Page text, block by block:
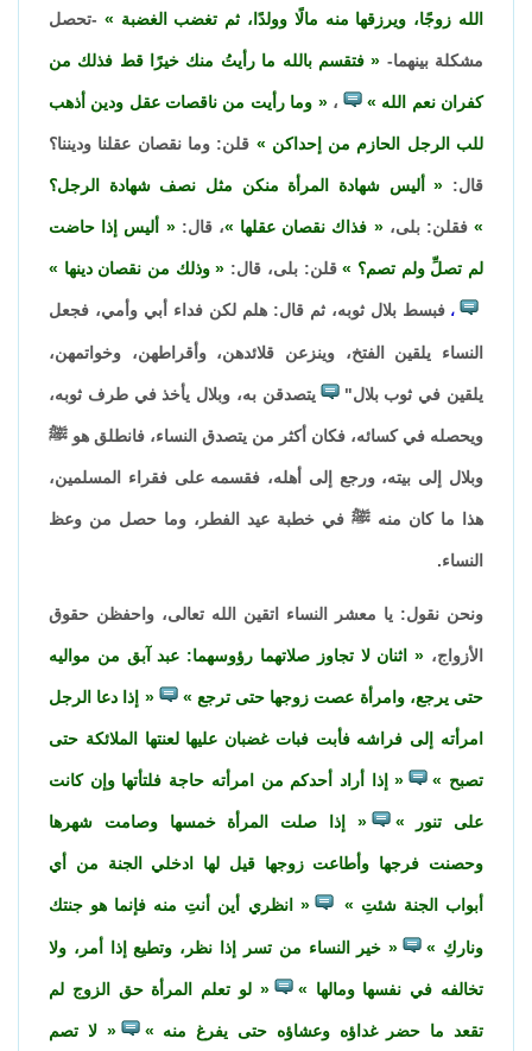
الله زوجًا، ويرزقها منه مالًا وولدًا، ثم تغضب الغضبة -تحصل
مشكلة بينهما- فتقسم بالله ما رأيتُ منك خيرًا قط فذلك من
كفران نعم الله ، وما رأيت من ناقصات عقل ودين أذهب
للب الرجل الحازم من إحداكن قلن: وما نقصان عقلنا وديننا؟
قال: أليس شهادة المرأة منكن مثل نصف شهادة الرجل؟
فقلن: بلى، فذاك نقصان عقلها ، قال: أليس إذا حاضت
لم تصلِّ ولم تصم؟ قلن: بلى، قال: وذلك من نقصان دينها
، فبسط بلال ثوبه، ثم قال: هلم لكن فداء أبي وأمي، فجعل
النساء يلقين الفتخ، وينزعن قلائدهن، وأقراطهن، وخواتمهن،
يلقين في ثوب بلال" يتصدقن به، وبلال يأخذ في طرف ثوبه،
ويحصله في كسائه، فكان أكثر من يتصدق النساء، فانطلق هو ﷺ
وبلال إلى بيته، ورجع إلى أهله، فقسمه على فقراء المسلمين،
هذا ما كان منه ﷺ في خطبة عيد الفطر، وما حصل من وعظ
النساء.
ونحن نقول: يا معشر النساء اتقين الله تعالى، واحفظن حقوق
الأزواج، اثنان لا تجاوز صلاتهما رؤوسهما: عبد آبق من مواليه
حتى يرجع، وامرأة عصت زوجها حتى ترجع إذا دعا الرجل
امرأته إلى فراشه فأبت فبات غضبان عليها لعنتها الملائكة حتى
تصبح إذا أراد أحدكم من امرأته حاجة فلتأتها وإن كانت
على تنور إذا صلت المرأة خمسها وصامت شهرها
وحصنت فرجها وأطاعت زوجها قيل لها ادخلي الجنة من أي
أبواب الجنة شئتِ انظري أين أنتِ منه فإنما هو جنتك
وناركِ خير النساء من تسر إذا نظر، وتطيع إذا أمر، ولا
تخالفه في نفسها ومالها لو تعلم المرأة حق الزوج لم
تقعد ما حضر غداؤه وعشاؤه حتى يفرغ منه لا تصم